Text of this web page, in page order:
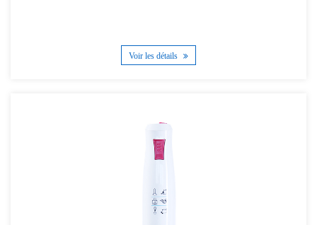
Voir les détails